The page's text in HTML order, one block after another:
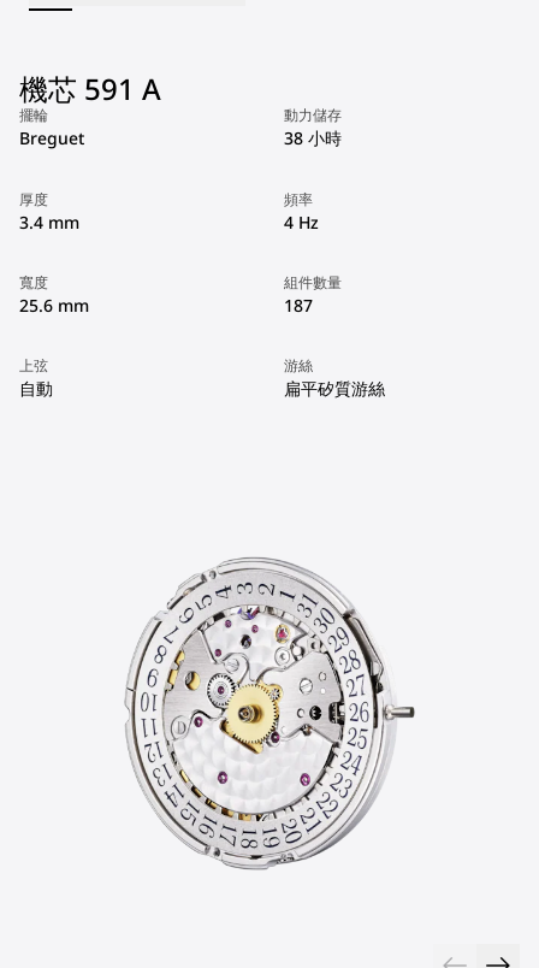
機芯 591 A
擺輪
Breguet
動力儲存
38 小時
厚度
3.4 mm
頻率
4 Hz
寬度
25.6 mm
組件數量
187
上弦
自動
游絲
扁平矽質游絲